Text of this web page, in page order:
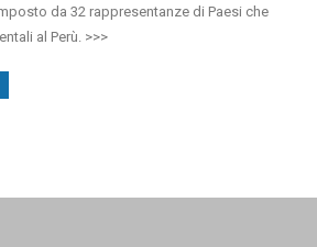
da 32 rappresentanze di Paesi che
al Perù.